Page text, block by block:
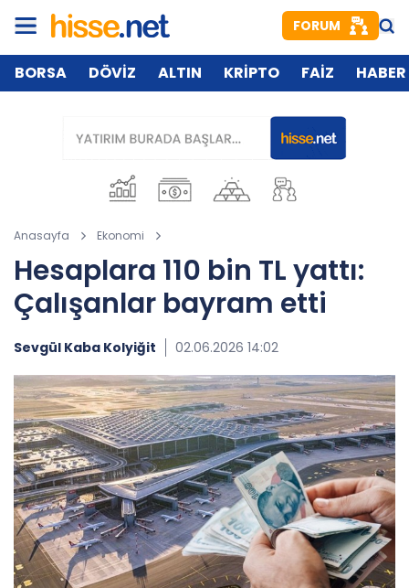
FORUM
BORSA DÖVİZ ALTIN KRİPTO FAİZ HABER
Anasayfa Ekonomi
Hesaplara 110 bin TL yattı:
Çalışanlar bayram etti
Sevgül Kaba Kolyiğit 02.06.2026 14:02